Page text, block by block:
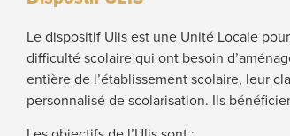
Le dispositif Ulis est une Unité Locale
difficulté scolaire qui ont besoin
entière de l’établissement scolaire, leur
personnalisé de scolarisation. Ils